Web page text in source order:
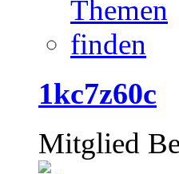
1kc7z60c
Mitglied